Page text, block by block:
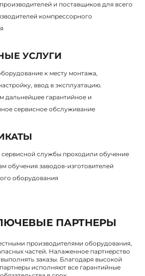
и поставщиков для всего
компрессорного
УСЛУГИ
к месту монтажа,
ввод в эксплуатацию.
дальнейшее гарантийное и
сервисное обслуживание
службы проходили обучение
обучения заводов-изготовителей
оборудования
ПАРТНЕРЫ
производителями оборудования,
частей. Налаженное партнерство
заказы. Благодаря высокой
исполняют все гарантийные